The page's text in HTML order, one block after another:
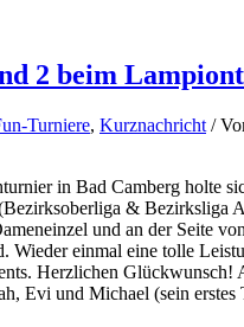
2 beim
Turniere, Kurznachricht /
in Bad Camberg holte
& Bezirksliga
und an der Seite
Wieder einmal eine tolle
Herzlichen Glückwunsch!
Evi und Michael (sein